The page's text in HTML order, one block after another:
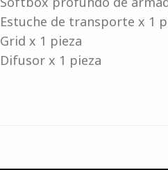
Estuche de transporte x 1
Grid x 1 pieza
Difusor x 1 pieza